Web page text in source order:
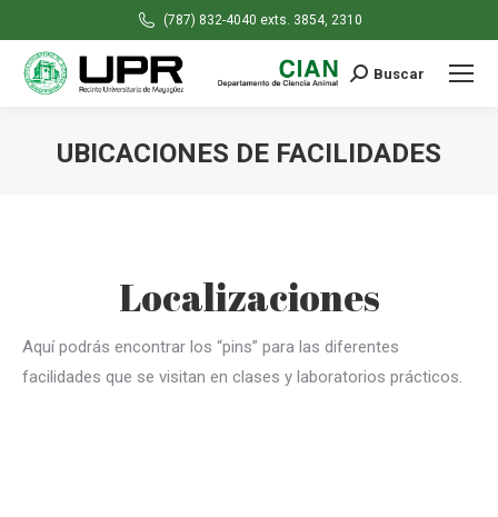
(787) 832-4040 exts. 3854, 2310
Search:
Buscar
UBICACIONES DE FACILIDADES
Localizaciones
Aquí podrás encontrar los “pins” para las diferentes
facilidades que se visitan en clases y laboratorios prácticos.